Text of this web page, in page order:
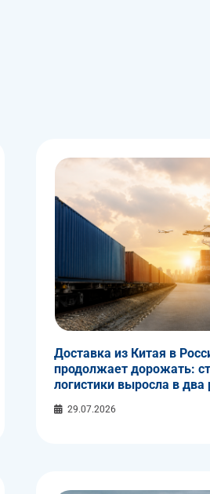
Доставка из Китая в
продолжает дорожать:
логистики выросла в два
29.07.2026